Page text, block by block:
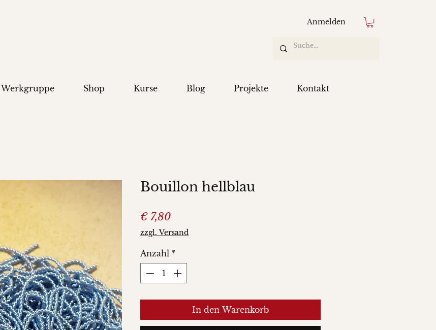
Anmelden
Werkgruppe Shop Kurse Blog Projekte Kontakt
Bouillon hellblau
€ 7,80Preis
zzgl. Versand
Anzahl *
In den Warenkorb